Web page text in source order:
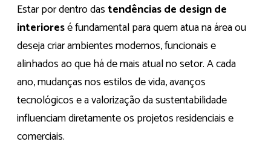
Estar por dentro das tendências de design de
interioresé fundamental para quem atua na área ou
deseja criar ambientes modernos, funcionais e
alinhados ao que há de mais atual no setor. A cada
ano, mudanças nos estilos de vida, avanços
tecnológicos e a valorização da sustentabilidade
influenciam diretamente os projetos residenciais e
comerciais.